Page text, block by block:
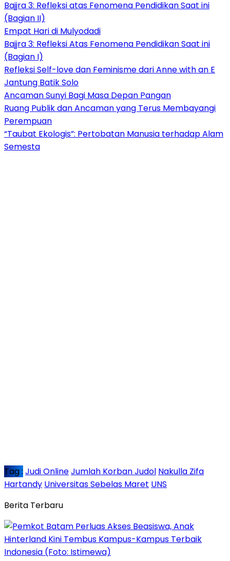
Bajjra 3: Refleksi atas Fenomena Pendidikan Saat ini
(Bagian II)
Empat Hari di Mulyodadi
Bajjra 3: Refleksi Atas Fenomena Pendidikan Saat ini
(Bagian I)
Refleksi Self-love dan Feminisme dari Anne with an E
Jantung Batik Solo
Ancaman Sunyi Bagi Masa Depan Pangan
Ruang Publik dan Ancaman yang Terus Membayangi
Perempuan
“Taubat Ekologis”: Pertobatan Manusia terhadap Alam
Semesta
Tag : Judi OnlineJumlah Korban Judol Nakulla Zifa
Hartandy Universitas Sebelas Maret UNS
Berita Terbaru